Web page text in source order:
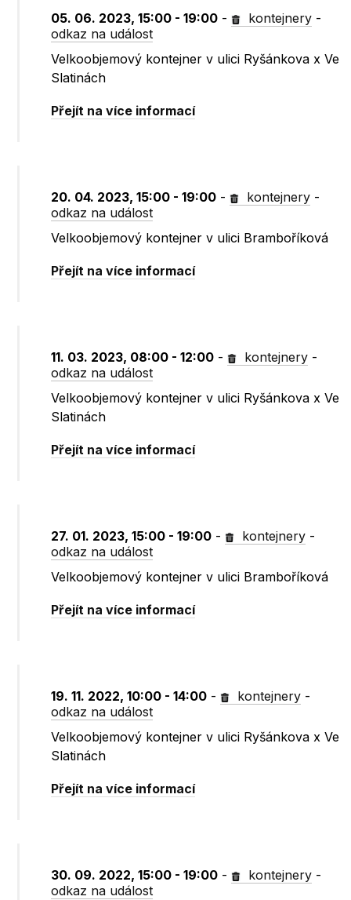
05. 06. 2023, 15:00 - 19:00 - kontejnery -
odkaz na událost
Velkoobjemový kontejner v ulici Ryšánkova x Ve
Slatinách
Přejít na více informací
20. 04. 2023, 15:00 - 19:00 - kontejnery -
odkaz na událost
Velkoobjemový kontejner v ulici Bramboříková
Přejít na více informací
11. 03. 2023, 08:00 - 12:00 - kontejnery -
odkaz na událost
Velkoobjemový kontejner v ulici Ryšánkova x Ve
Slatinách
Přejít na více informací
27. 01. 2023, 15:00 - 19:00 - kontejnery -
odkaz na událost
Velkoobjemový kontejner v ulici Bramboříková
Přejít na více informací
19. 11. 2022, 10:00 - 14:00 - kontejnery -
odkaz na událost
Velkoobjemový kontejner v ulici Ryšánkova x Ve
Slatinách
Přejít na více informací
30. 09. 2022, 15:00 - 19:00 - kontejnery -
odkaz na událost